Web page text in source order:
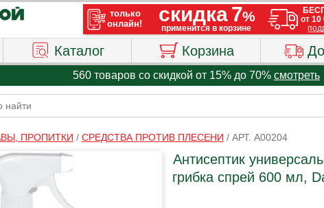
Каталог Корзина
560 товаров со скидкой от 15% до 70% смотреть
ПРОПИТКИ / СРЕДСТВА ПРОТИВ ПЛЕСЕНИ / АРТ. A00204
Антисептик
грибка спрей 600 мл,